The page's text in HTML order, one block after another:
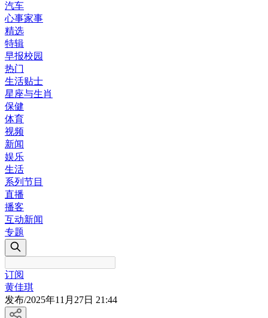
汽车
心事家事
精选
特辑
早报校园
热门
生活贴士
星座与生肖
保健
体育
视频
新闻
娱乐
生活
系列节目
直播
播客
互动新闻
专题
订阅
黄佳琪
发布/2025年11月27日 21:44